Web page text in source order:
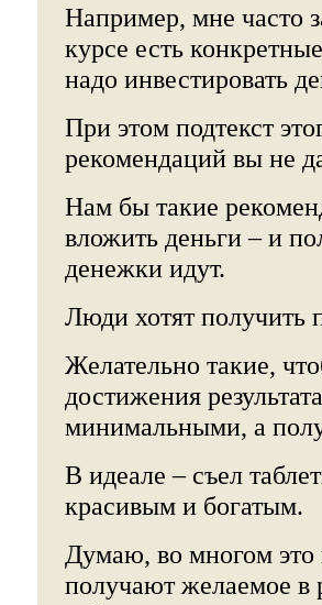
Например, мне часто
курсе есть
надо инвестировать
При этом подтекст
рекомендаций вы не
Нам бы такие
вложить деньги – и
денежки идут.
Люди хотят получить
Желательно такие,
достижения
минимальными, а
В идеале – съел
красивым и богатым.
Думаю, во многом это
получают желаемое в